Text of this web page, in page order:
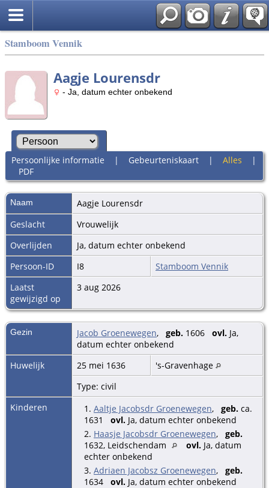
Stamboom Vennik
Aagje Lourensdr
- Ja, datum echter onbekend
Persoonlijke informatie | Gebeurteniskaart| Alles |
PDF
Naam
Aagje Lourensdr
Geslacht
Vrouwelijk
Overlijden
Ja, datum echter onbekend
Persoon-ID
I8
Stamboom Vennik
Laatst
gewijzigd op
3 aug 2026
Gezin Jacob Groenewegen, geb. 1606 ovl. Ja,
datum echter onbekend
Huwelijk
25 mei 1636
's-Gravenhage
Type: civil
Kinderen
1. Aaltje Jacobsdr Groenewegen, geb. ca.
1631 ovl. Ja, datum echter onbekend
2. Haasje Jacobsdr Groenewegen, geb.
1632, Leidschendam
ovl. Ja, datum
echter onbekend
3. Adriaen Jacobsz Groenewegen, geb.
1634 ovl. Ja, datum echter onbekend